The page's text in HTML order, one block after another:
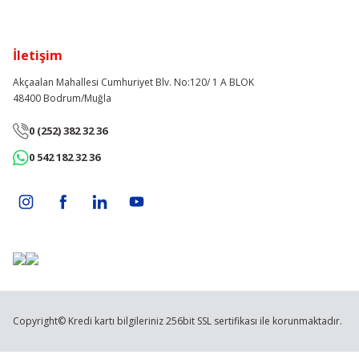
İletişim
Akçaalan Mahallesi Cumhuriyet Blv. No:120/ 1 A BLOK
48400 Bodrum/Muğla
0 (252) 382 32 36
0 542 182 32 36
Copyright© Kredi kartı bilgileriniz 256bit SSL sertifikası ile korunmaktadır.